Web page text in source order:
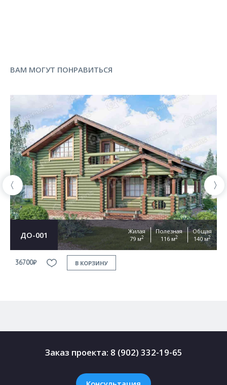
ВАМ МОГУТ ПОНРАВИТЬСЯ
ДО-001
Жилая
79 м2
Полезная
116 м2
Общая
140 м2
36700₽ В КОРЗИНУ
Заказ проекта: 8 (902) 332-19-65